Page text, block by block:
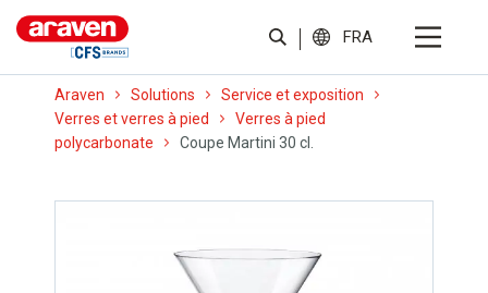
FRA
Araven Solutions
Service et exposition
Verres et verres à pied
Verres à pied
polycarbonate
Coupe Martini 30 cl.